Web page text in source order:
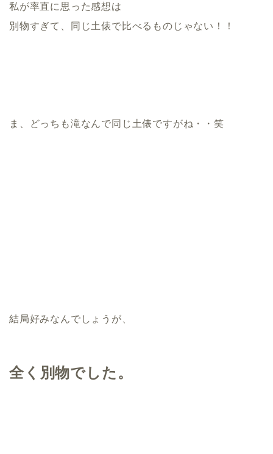
私が率直に思った感想は
別物すぎて、同じ土俵で比べるものじゃない！！
ま、どっちも滝なんで同じ土俵ですがね・・笑
結局好みなんでしょうが、
全く別物でした。